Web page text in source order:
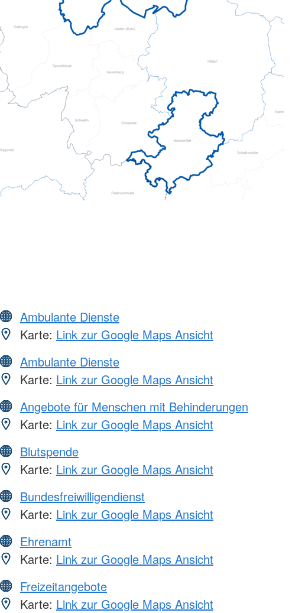
Ambulante Dienste
Karte: Link zur Google Maps Ansicht
Ambulante Dienste
Karte: Link zur Google Maps Ansicht
Angebote für Menschen mit Behinderungen
Karte: Link zur Google Maps Ansicht
Blutspende
Karte: Link zur Google Maps Ansicht
Bundesfreiwilligendienst
Karte: Link zur Google Maps Ansicht
Ehrenamt
Karte: Link zur Google Maps Ansicht
Freizeitangebote
Karte: Link zur Google Maps Ansicht